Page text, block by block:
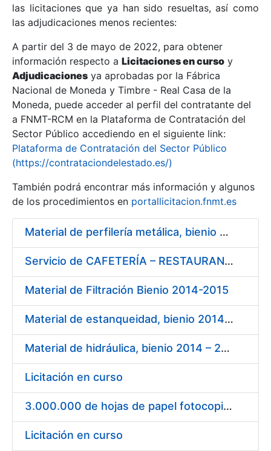
Mostrar/Ocultar
Mostrar/Ocultar
las licitaciones que ya han sido resueltas, así como
las adjudicaciones menos recientes:
A partir del 3 de mayo de 2022, para obtener
información respecto a Licitaciones en curso y
Adjudicaciones ya aprobadas por la Fábrica
Nacional de Moneda y Timbre - Real Casa de la
Moneda, puede acceder al perfil del contratante del
a FNMT-RCM en la Plataforma de Contratación del
Sector Público accediendo en el siguiente link:
Plataforma de Contratación del Sector Público
(https://contrataciondelestado.es/)
También podrá encontrar más información y algunos
de los procedimientos en portallicitacion.fnmt.es
Material de perfilería metálica, bienio 2014 – 2015
Servicio de CAFETERÍA – RESTAURANTE en la sede de la FNMT-RCM en Madrid
Material de Filtración Bienio 2014-2015
Material de estanqueidad, bienio 2014 – 2015
Material de hidráulica, bienio 2014 – 2015
Licitación en curso
3.000.000 de hojas de papel fotocopiadora blanco DIN A-4 de 80 g.
Licitación en curso